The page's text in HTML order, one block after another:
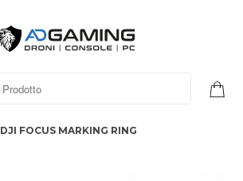
DJI FOCUS MARKING RING